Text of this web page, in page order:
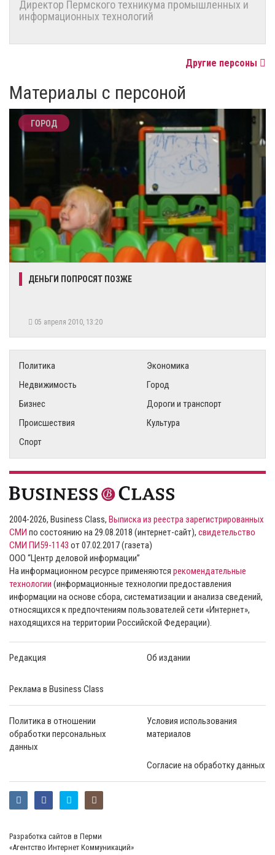
Директор Пермского техникума промышленных и
информационных технологий
Другие персоны
Материалы с персоной
ГОРОД
ДЕНЬГИ ПОПРОСЯТ ПОЗЖЕ
05 апреля 2010, 13:20
Политика
Экономика
Недвижимость
Город
Бизнес
Дороги и транспорт
Происшествия
Культура
Спорт
2004-2026, Business Class, Выписка из реестра зарегистрированных
СМИ по состоянию на 29.08.2018 (интернет-сайт), свидетельство
СМИ ПИ59-1143 от 07.02.2017 (газета)
ООО “Центр деловой информации”
На информационном ресурсе применяются рекомендательные
технологии (информационные технологии предоставления
информации на основе сбора, систематизации и анализа сведений,
относящихся к предпочтениям пользователей сети «Интернет»,
находящихся на территории Российской Федерации).
Редакция Об издании
Реклама в Business Class
Политика в отношении
обработки персональных
данных
Условия использования
материалов
Согласие на обработку данных
Разработка сайтов в Перми
«Агентство Интернет Коммуникаций»